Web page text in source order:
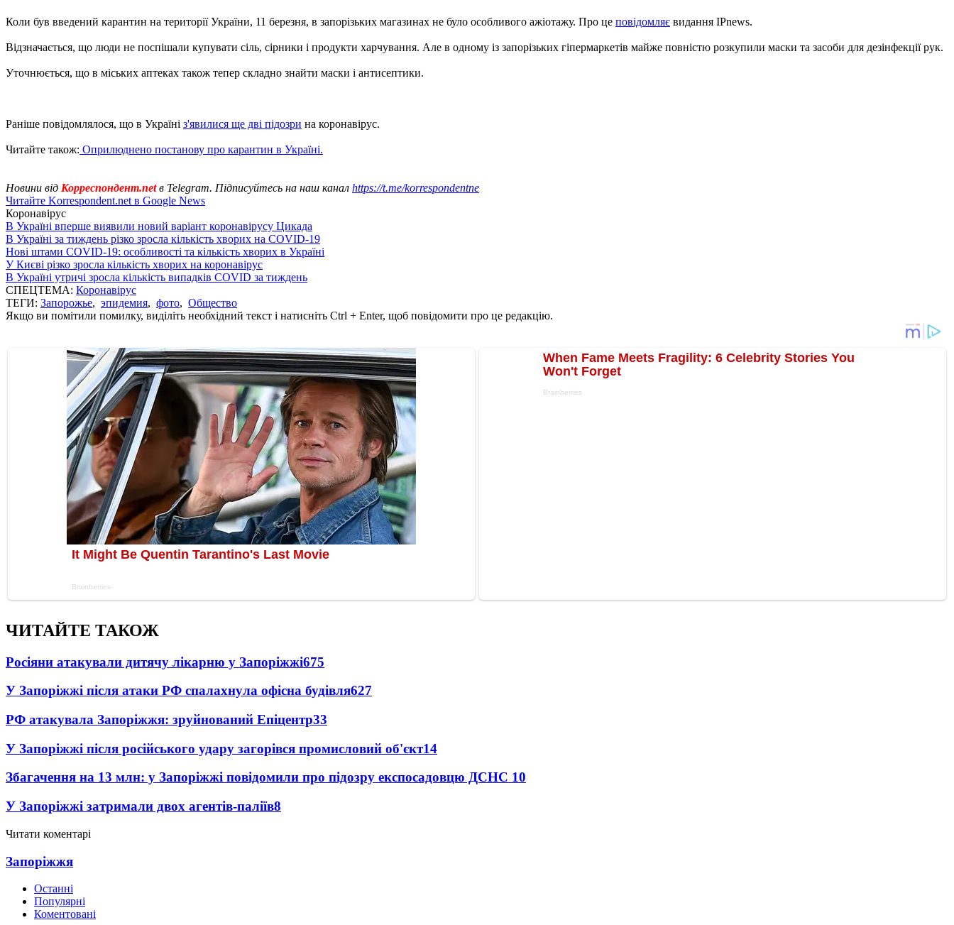
Коли був введений карантин на території України, 11 березня, в запорізьких магазинах не було особливого ажіотажу. Про це повідомляє видання IPnews.
Відзначається, що люди не поспішали купувати сіль, сірники і продукти харчування. Але в одному із запорізьких гіпермаркетів майже повністю розкупили маски та засоби для дезінфекції рук.
Уточнюється, що в міських аптеках також тепер складно знайти маски і антисептики.
Раніше повідомлялося, що в Україні з'явилися ще дві підозри на коронавірус.
Читайте також: Оприлюднено постанову про карантин в Україні.
Новини від Корреспондент.netв Telegram. Підписуйтесь на наш канал https://t.me/korrespondentne
Читайте Korrespondent.net в Google News
Коронавірус
В Україні вперше виявили новий варіант коронавірусу Цикада
В Україні за тиждень різко зросла кількість хворих на COVID-19
Нові штами COVID-19: особливості та кількість хворих в Україні
У Києві різко зросла кількість хворих на коронавірус
В Україні утричі зросла кількість випадків COVID за тиждень
СПЕЦТЕМА: Коронавірус
ТЕГИ: Запорожье, эпидемия, фото, Общество
Якщо ви помітили помилку, виділіть необхідний текст і натисніть Ctrl + Enter, щоб повідомити про це редакцію.
ЧИТАЙТЕ ТАКОЖ
Росіяни атакували дитячу лікарню у Запоріжжі675
У Запоріжжі після атаки РФ спалахнула офісна будівля627
РФ атакувала Запоріжжя: зруйнований Епіцентр33
У Запоріжжі після російського удару загорівся промисловий об'єкт14
Збагачення на 13 млн: у Запоріжжі повідомили про підозру експосадовцю ДСНС 10
У Запоріжжі затримали двох агентів-паліїв8
Читати коментарі
Запоріжжя
Останні
Популярні
Коментовані